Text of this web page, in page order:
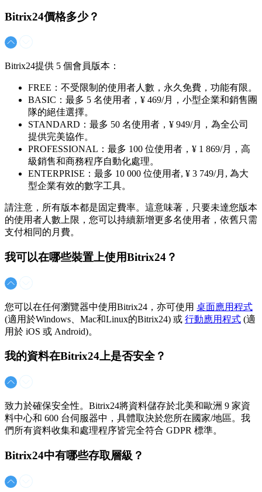
Bitrix24價格多少？
Bitrix24提供 5 個會員版本：
FREE：不受限制的使用者人數，永久免費，功能有限。
BASIC：最多 5 名使用者， ¥ 469/月
，小型企業和銷售團
隊的絕佳選擇。
STANDARD：最多 50 名使用者， ¥ 949/月
，為全公司
提供完美協作。
PROFESSIONAL：最多 100 位使用者， ¥ 1 869/月
，高
級銷售和商務程序自動化處理。
ENTERPRISE：最多 10 000 位使用者, ¥ 3 749/月 , 為大
型企業有效的數字工具。
請注意，所有版本都是固定費率。這意味著，只要未達您版本
的使用者人數上限，您可以持續新增更多名使用者，依舊只需
支付相同的月費。
我可以在哪些裝置上使用Bitrix24？
您可以在任何瀏覽器中使用Bitrix24，亦可使用 桌面應用程式
(適用於Windows、Mac和Linux的Bitrix24) 或 行動應用程式 (適
用於 iOS 或 Android)。
我的資料在Bitrix24上是否安全？
致力於確保安全性。Bitrix24將資料儲存於北美和歐洲 9 家資
料中心和 600 台伺服器中，具體取決於您所在國家/地區。我
們所有資料收集和處理程序皆完全符合 GDPR 標準。
Bitrix24中有哪些存取層級？